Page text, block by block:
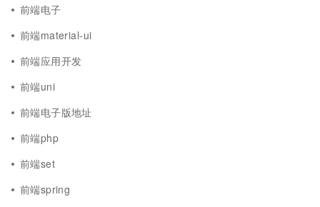
前端电子
前端material-ui
前端应用开发
前端uni
前端电子版地址
前端php
前端set
前端spring